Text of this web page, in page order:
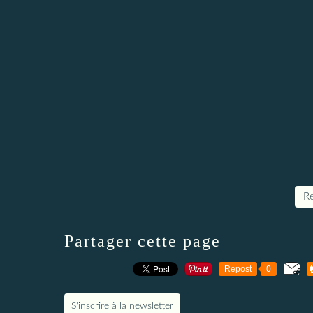
Partager cette page
Repost 0
S'inscrire à la newsletter